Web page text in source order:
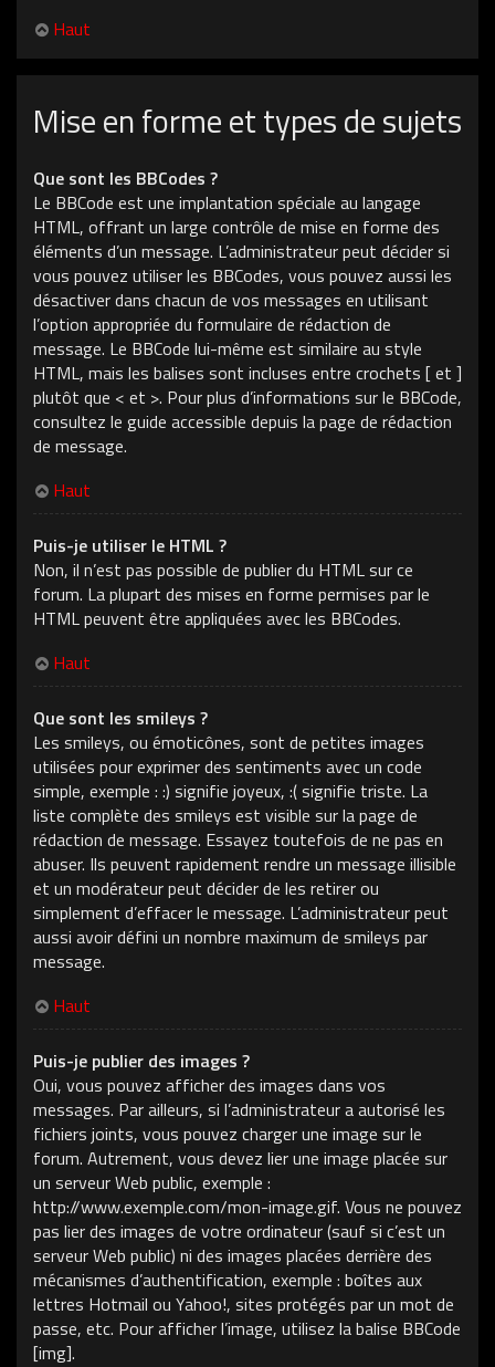
Haut
Mise en forme et types de sujets
Que sont les BBCodes ?
Le BBCode est une implantation spéciale au langage
HTML, offrant un large contrôle de mise en forme des
éléments d’un message. L’administrateur peut décider si
vous pouvez utiliser les BBCodes, vous pouvez aussi les
désactiver dans chacun de vos messages en utilisant
l’option appropriée du formulaire de rédaction de
message. Le BBCode lui-même est similaire au style
HTML, mais les balises sont incluses entre crochets [ et ]
plutôt que < et >. Pour plus d’informations sur le BBCode,
consultez le guide accessible depuis la page de rédaction
de message.
Haut
Puis-je utiliser le HTML ?
Non, il n’est pas possible de publier du HTML sur ce
forum. La plupart des mises en forme permises par le
HTML peuvent être appliquées avec les BBCodes.
Haut
Que sont les smileys ?
Les smileys, ou émoticônes, sont de petites images
utilisées pour exprimer des sentiments avec un code
simple, exemple : :) signifie joyeux, :( signifie triste. La
liste complète des smileys est visible sur la page de
rédaction de message. Essayez toutefois de ne pas en
abuser. Ils peuvent rapidement rendre un message illisible
et un modérateur peut décider de les retirer ou
simplement d’effacer le message. L’administrateur peut
aussi avoir défini un nombre maximum de smileys par
message.
Haut
Puis-je publier des images ?
Oui, vous pouvez afficher des images dans vos
messages. Par ailleurs, si l’administrateur a autorisé les
fichiers joints, vous pouvez charger une image sur le
forum. Autrement, vous devez lier une image placée sur
un serveur Web public, exemple :
http://www.exemple.com/mon-image.gif. Vous ne pouvez
pas lier des images de votre ordinateur (sauf si c’est un
serveur Web public) ni des images placées derrière des
mécanismes d’authentification, exemple : boîtes aux
lettres Hotmail ou Yahoo!, sites protégés par un mot de
passe, etc. Pour afficher l’image, utilisez la balise BBCode
[img].